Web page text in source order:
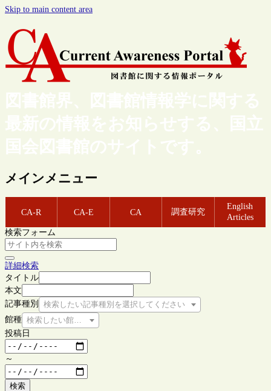
Skip to main content area
図書館界、図書館情報学に関する
最新の情報をお知らせする、国立
国会図書館のサイトです。
メインメニュー
CA-R CA-E CA 調査研究
English
Articles
検索フォーム
詳細検索
タイトル
本文
記事種別
検索したい記事種別を選択してください
館種 検索したい館種を選択してください
投稿日
～
検索